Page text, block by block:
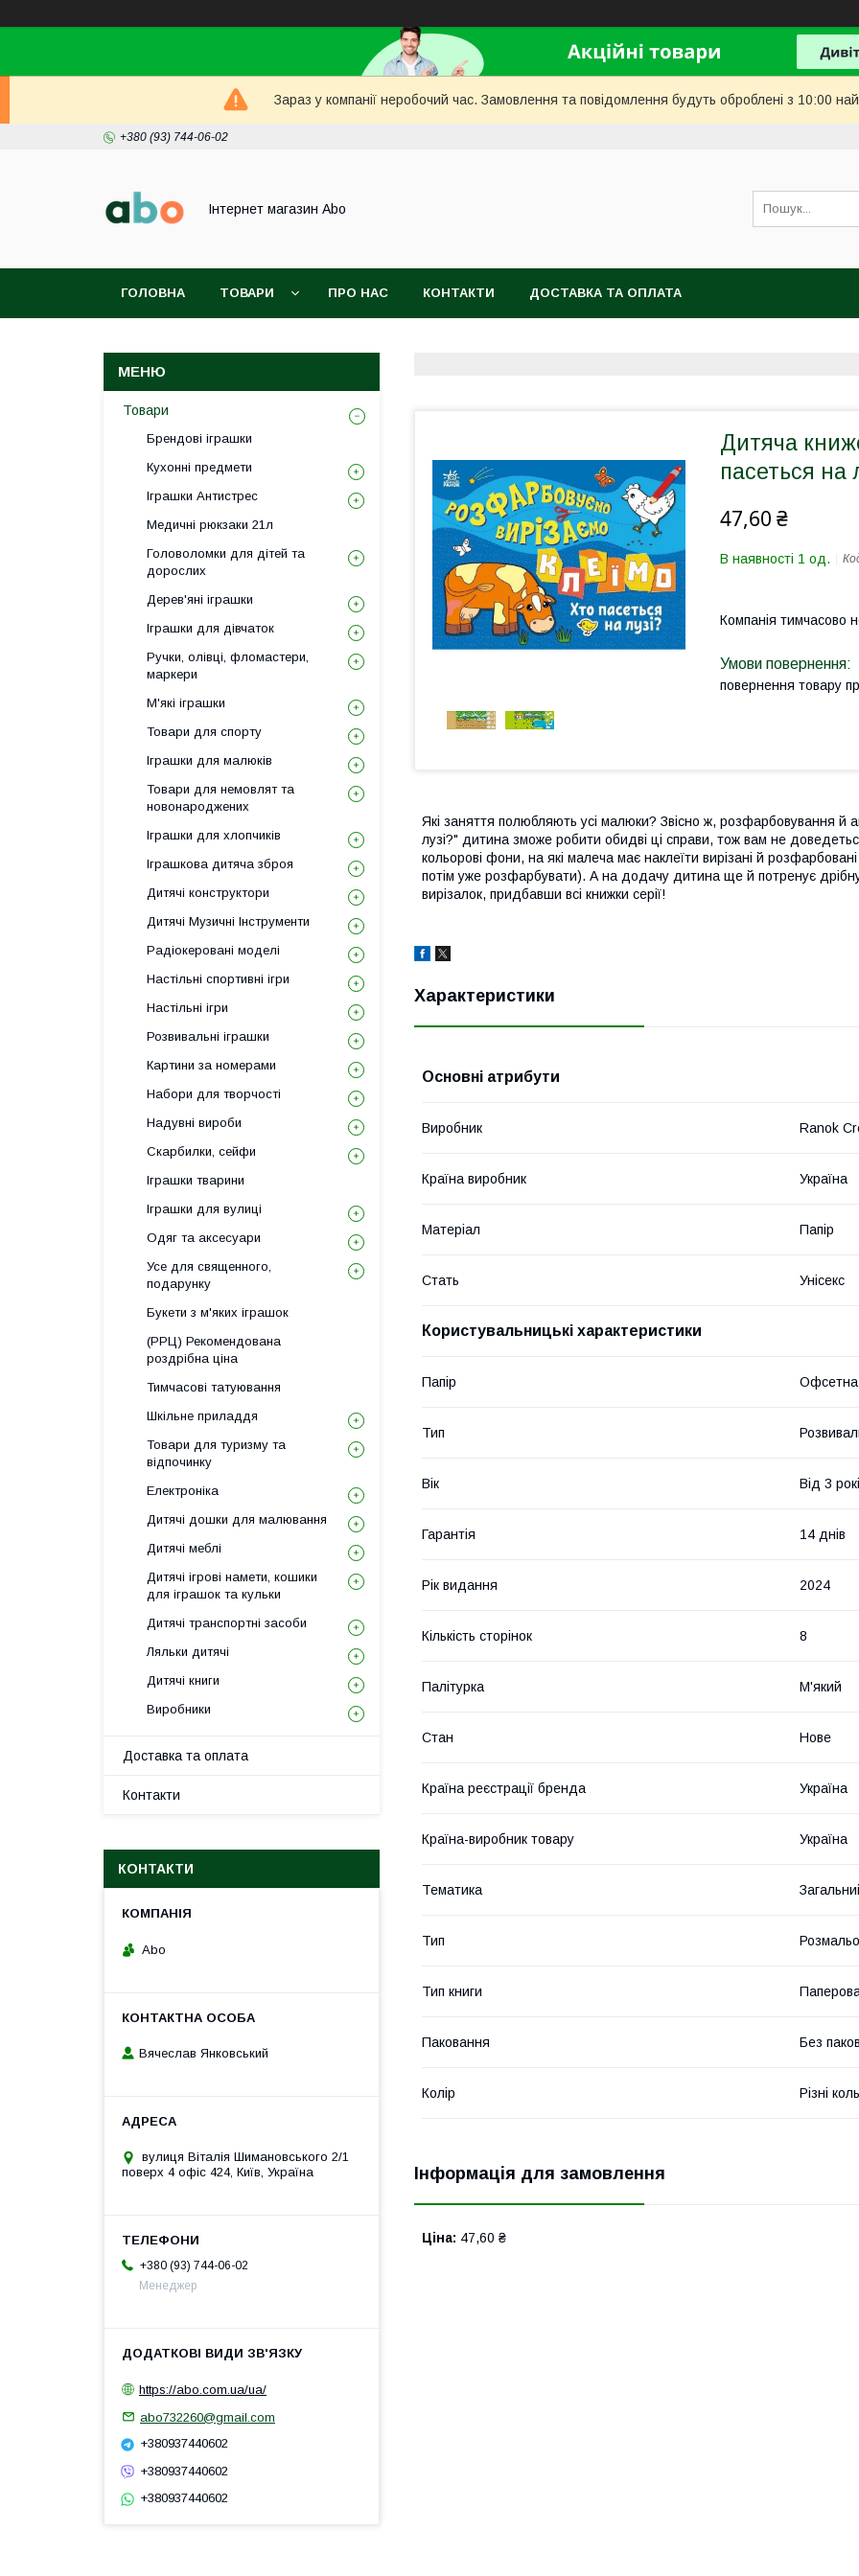
Зараз у компанії неробочий час. Замовлення та повідомлення будуть оброблені з 10:00
+380 (93) 744-06-02
Інтернет магазин Abo
ГОЛОВНА ТОВАРИ ПРО НАС КОНТАКТИ ДОСТАВКА ТА ОПЛАТА
Дитяча
пасеться на
47,60 ₴
В наявності 1 од.
Компанія тимчасово
повернення товару
Які заняття полюбляють усі малюки? Звісно ж, розфарбовування й
лузі?" дитина зможе робити обидві ці справи, тож вам не
кольорові фони, на які малеча має наклеїти вирізані й
потім уже розфарбувати). А на додачу дитина ще й потренує
вирізалок, придбавши всі книжки серії!
Характеристики
Основні атрибути
Виробник Ranok
Країна виробник Україна
Матеріал Папір
Стать Унісекс
Користувальницькі характеристики
Папір Офсетна
Тип
Вік Від 3
Гарантія 14 днів
Рік видання 2024
Кількість сторінок 8
Палітурка М'який
Стан Нове
Країна реєстрації бренда Україна
Країна-виробник товару Україна
Тематика
Тип
Тип книги
Паковання Без
Колір Різні
Інформація для замовлення
Ціна: 47,60 ₴
Товари
Брендові іграшки
Кухонні предмети
Іграшки Антистрес
Медичні рюкзаки 21л
Головоломки для дітей та
дорослих
Дерев'яні іграшки
Іграшки для дівчаток
Ручки, олівці, фломастери,
маркери
М'які іграшки
Товари для спорту
Іграшки для малюків
Товари для немовлят та
новонароджених
Іграшки для хлопчиків
Іграшкова дитяча зброя
Дитячі конструктори
Дитячі Музичні Інструменти
Радіокеровані моделі
Настільні спортивні ігри
Настільні ігри
Розвивальні іграшки
Картини за номерами
Набори для творчості
Надувні вироби
Скарбилки, сейфи
Іграшки тварини
Іграшки для вулиці
Одяг та аксесуари
Усе для священного,
подарунку
Букети з м'яких іграшок
(РРЦ) Рекомендована
роздрібна ціна
Тимчасові татуювання
Шкільне приладдя
Товари для туризму та
відпочинку
Електроніка
Дитячі дошки для малювання
Дитячі меблі
Дитячі ігрові намети, кошики
для іграшок та кульки
Дитячі транспортні засоби
Ляльки дитячі
Дитячі книги
Виробники
Доставка та оплата
Контакти
КОНТАКТИ
Abo
Вячеслав Янковський
вулиця Віталія Шимановського 2/1
поверх 4 офіс 424, Київ, Україна
+380 (93) 744-06-02
Менеджер
https://abo.com.ua/ua/
abo732260@gmail.com
+380937440602
+380937440602
+380937440602